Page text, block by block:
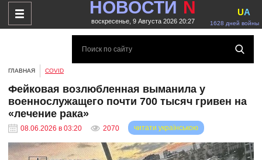
НОВОСТИ N
воскресенье, 9 Августа 2026 20:27 1628 дней войны
UA
ГЛАВНАЯ COVID
Фейковая возлюбленная выманила у
военнослужащего почти 700 тысяч гривен на
«лечение рака»
08.06.2026 в 03:20 2070 читати українською